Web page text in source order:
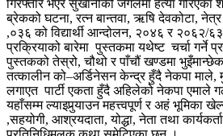
गिरफ्तार भएर सुखानीको जंगलमा हत्या
ब्रेकको घटना, रत्न बान्तवा, ऋषि देवकोटा,
,०३६ को विद्यार्थी आन्दोलन, २०४६ र २०६२/
प्रक्रियाको बारेमा पुस्तकमा यथेष्ट चर्चा गर्ने
पुस्तकको तेस्रो, चौथो र पाँचौं खण्डमा
तत्कालीन को–अर्डिनेसन केन्द्र हुँदै नेकपा माले,
लगाएत पार्टी एकता हुँदै अहिलेको नेकपा एमाले
यहाँसम्म ल्याइपुर्‍याउन महत्त्वपूर्ण र अहं
,सहयोगी, आश्रयदाता, योद्धा, नेता तथा